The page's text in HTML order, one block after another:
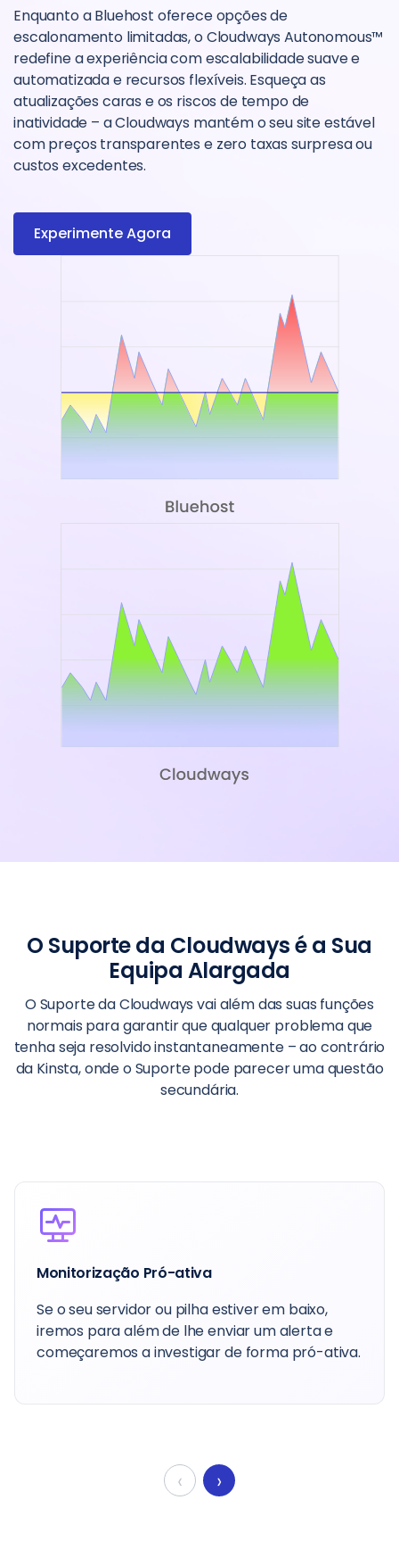
Enquanto a Bluehost oferece opções de
escalonamento limitadas, o Cloudways Autonomous™
redefine a experiência com escalabilidade suave e
automatizada e recursos flexíveis. Esqueça as
atualizações caras e os riscos de tempo de
inatividade – a Cloudways mantém o seu site estável
com preços transparentes e zero taxas surpresa ou
custos excedentes.
Experimente Agora
O Suporte da Cloudways é a Sua
Equipa Alargada
O Suporte da Cloudways vai além das suas funções
normais para garantir que qualquer problema que
tenha seja resolvido instantaneamente – ao contrário
da Kinsta, onde o Suporte pode parecer uma questão
secundária.
Personalização
Personalização da sua pilha/servidor, por
exemplo, implementação de pacotes
adicionais, configurações específicas, etc.
‹ ›